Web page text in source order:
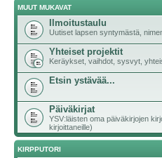
MUUT MUKAVAT
Ilmoitustaulu
Uutiset lapsen syntymästä,
Yhteiset projektit
Keräykset, vaihdot, sysvyt,
Etsin ystävää...
Päiväkirjat
YSV:läisten oma päiväkirjojen
kirjoittaneille)
KIRPPUTORI